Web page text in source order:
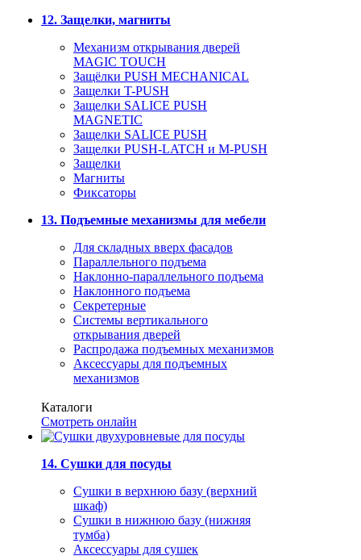
12. Защелки, магниты
Механизм открывания дверей
MAGIC TOUCH
Защёлки PUSH MECHANICAL
Защелки T-PUSH
Защелки SALICE PUSH
MAGNETIC
Защелки SALICE PUSH
Защелки PUSH-LATCH и M-PUSH
Защелки
Магниты
Фиксаторы
13. Подъемные механизмы для мебели
Для складных вверх фасадов
Параллельного подъема
Наклонно-параллельного подъема
Наклонного подъема
Секретерные
Системы вертикального
открывания дверей
Распродажа подъемных механизмов
Аксессуары для подъемных
механизмов
Каталоги
Смотреть онлайн
14. Сушки для посуды
Сушки в верхнюю базу (верхний
шкаф)
Сушки в нижнюю базу (нижняя
тумба)
Аксессуары для сушек